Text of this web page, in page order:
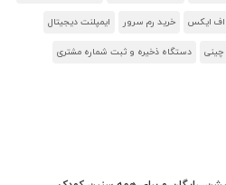
اف ایکس خرید رم سرور ایمپلنت دیجیتال
چینی دستگاه ذخیره و ثبت شماره مشتری